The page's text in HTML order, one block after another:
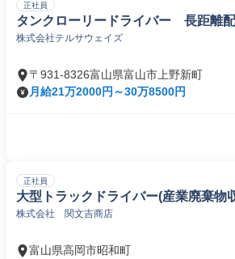
正社員
タンクローリードライバー 長距離
株式会社テルサウェイズ
〒931-8326富山県富山市上野新町
月給21万2000円～30万8500円
正社員
大型トラックドライバー(産業廃棄物
株式会社 関文吉商店
富山県高岡市昭和町